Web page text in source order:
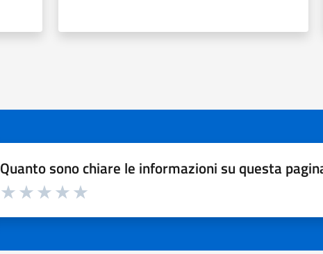
Quanto sono chiare le informazioni su questa
Valuta da 1 a 5 stelle la pagina